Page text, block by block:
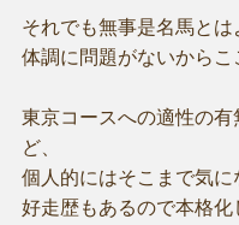
それでも無事是名馬と
体調に問題がないからこ
東京コースへの適性の
ど、
個人的にはそこまで気に
好走歴もあるので本格化